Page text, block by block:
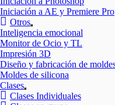
Iniciación a AE y Premiere Pro
Otros
Mostrar
el
submenú
Inteligencia emocional
Monitor de Ocio y TL
Impresión 3D
Diseño y fabricación de
Moldes de silicona
Clases
Mostrar
el
Clases Individuales